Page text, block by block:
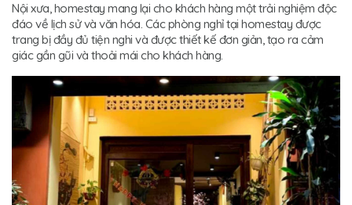
Nội xưa, homestay mang lại cho khách hàng một trải nghiệm độc
đáo về lịch sử và văn hóa. Các phòng nghỉ tại homestay được
trang bị đầy đủ tiện nghi và được thiết kế đơn giản, tạo ra cảm
giác gần gũi và thoải mái cho khách hàng.